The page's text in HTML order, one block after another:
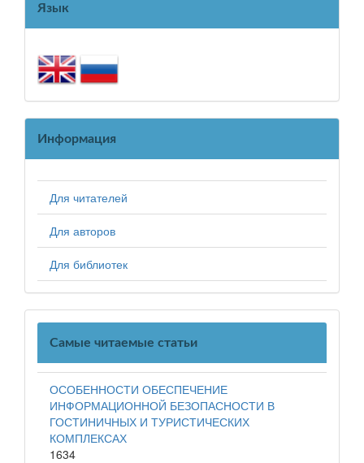
Язык
Информация
Для читателей
Для авторов
Для библиотек
Самые читаемые статьи
ОСОБЕННОСТИ ОБЕСПЕЧЕНИЕ
ИНФОРМАЦИОННОЙ БЕЗОПАСНОСТИ В
ГОСТИНИЧНЫХ И ТУРИСТИЧЕСКИХ
КОМПЛЕКСАХ
1634